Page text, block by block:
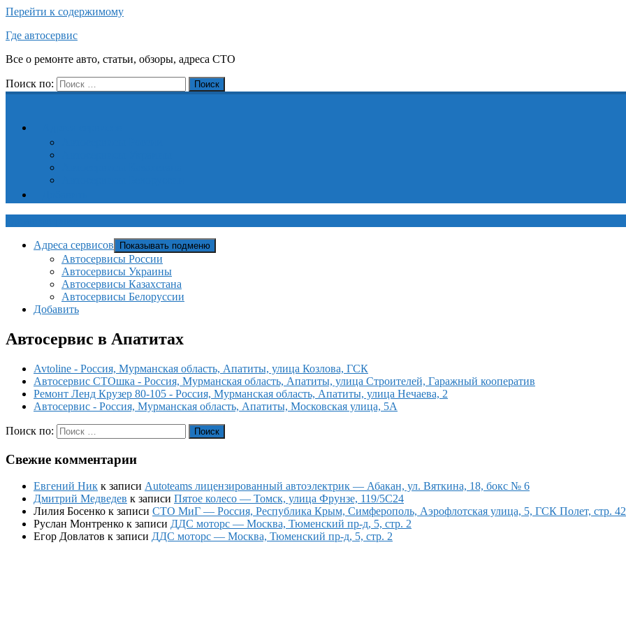
Перейти к содержимому
Где автосервис
Все о ремонте авто, статьи, обзоры, адреса СТО
Поиск по: Поиск
Адреса сервисов Показывать подменю
Автосервисы России
Автосервисы Украины
Автосервисы Казахстана
Автосервисы Белоруссии
Добавить
Автосервис в Апатитах
Avtoline - Россия, Мурманская область, Апатиты, улица Козлова, ГСК
Автосервис СТОшка - Россия, Мурманская область, Апатиты, улица Строителей, Гаражный кооператив
Ремонт Ленд Крузер 80-105 - Россия, Мурманская область, Апатиты, улица Нечаева, 2
Автосервис - Россия, Мурманская область, Апатиты, Московская улица, 5А
Поиск по: Поиск
Свежие комментарии
Евгений Ник к записи Autoteams лицензированный автоэлектрик — Абакан, ул. Вяткина, 18, бокс № 6
Дмитрий Медведев к записи Пятое колесо — Томск, улица Фрунзе, 119/5С24
Лилия Босенко к записи СТО МиГ — Россия, Республика Крым, Симферополь, Аэрофлотская улица, 5, ГСК Полет, стр.
Руслан Монтренко к записи ДДС моторс — Москва, Тюменский пр-д, 5, стр. 2
Егор Довлатов к записи ДДС моторс — Москва, Тюменский пр-д, 5, стр. 2